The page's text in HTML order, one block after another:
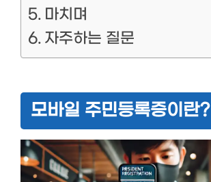
마치며
자주하는 질문
모바일 주민등록증이란?